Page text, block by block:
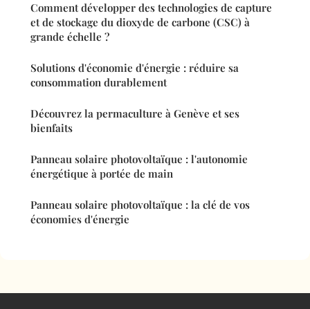
Comment développer des technologies de capture
et de stockage du dioxyde de carbone (CSC) à
grande échelle ?
Solutions d'économie d'énergie : réduire sa
consommation durablement
Découvrez la permaculture à Genève et ses
bienfaits
Panneau solaire photovoltaïque : l'autonomie
énergétique à portée de main
Panneau solaire photovoltaïque : la clé de vos
économies d'énergie